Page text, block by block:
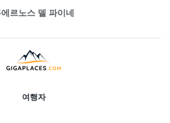
르노스 델 파이네
여행자